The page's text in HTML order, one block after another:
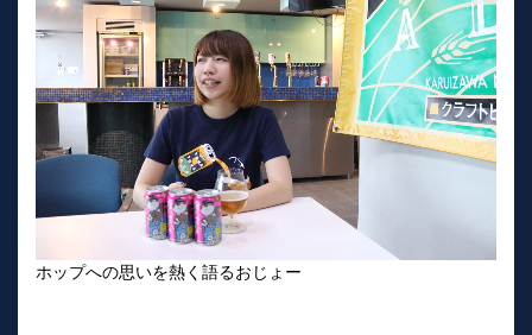
ホップへの思いを熱く語るおじょー